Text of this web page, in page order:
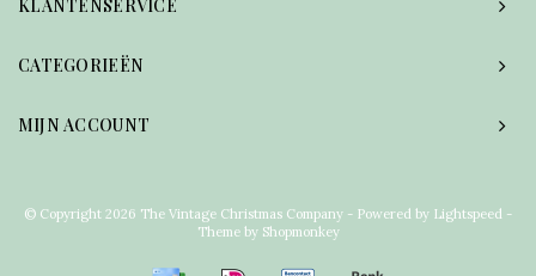
KLANTENSERVICE
CATEGORIEËN
MIJN ACCOUNT
© Copyright 2026 The Vintage Christmas Company - Powered by Lightspeed -
Theme by Shopmonkey